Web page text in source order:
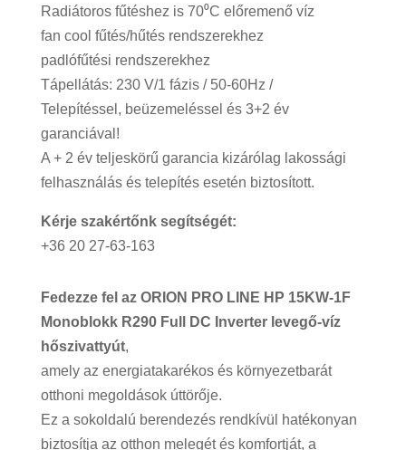
Radiátoros fűtéshez is 70⁰C előremenő víz
fan cool fűtés/hűtés rendszerekhez
padlófűtési rendszerekhez
Tápellátás: 230 V/1 fázis / 50-60Hz /
Telepítéssel, beüzemeléssel és 3+2 év
garanciával!
A + 2 év teljeskörű garancia kizárólag lakossági
felhasználás és telepítés esetén biztosított.
Kérje szakértőnk segítségét:
+36 20 27-63-163
Fedezze fel az ORION PRO LINE HP 15KW-1F
Monoblokk R290 Full DC Inverter levegő-víz
hőszivattyút,
amely az energiatakarékos és környezetbarát
otthoni megoldások úttörője.
Ez a sokoldalú berendezés rendkívül hatékonyan
biztosítja az otthon melegét és komfortját, a